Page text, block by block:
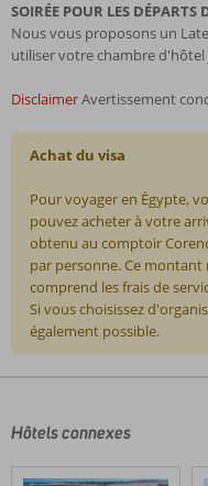
SOIRÉE POUR LES
Nous vous proposons un
utiliser votre chambre
DisclaimerAvertissement
Achat du visa
Pour voyager en Égypte,
pouvez acheter à votre
obtenu au comptoir
par personne. Ce
comprend les frais de
Si vous choisissez
également possible.
écrits
nos
Hôtels connexes